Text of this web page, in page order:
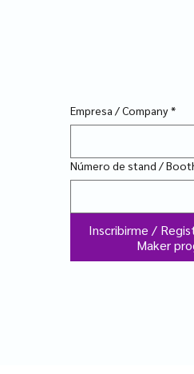
Empresa / Company *
Número de stand /
Inscribirme /
Maker